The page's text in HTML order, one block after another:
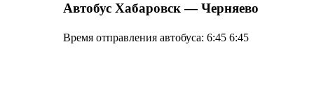
Автобус Хабаровск — Черняево
Время отправления автобуса: 6:45 6:45